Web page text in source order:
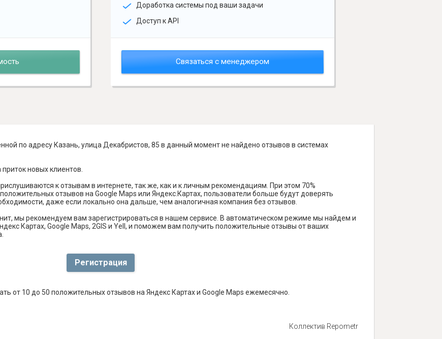
Доработка системы под ваши задачи
Доступ к API
Связаться с менеджером
по адресу Казань, улица Декабристов, 85 в данный момент не найдено отзывов в системах
новых клиентов.
к отзывам в интернете, так же, как и к личным рекомендациям. При этом 70%
отзывов на Google Maps или Яндекс.Картах, пользователи больше будут доверять
даже если локально она дальше, чем аналогичная компания без отзывов.
мы рекомендуем вам зарегистрироваться в нашем сервисе. В автоматическом режиме мы найдем и
Картах, Google Maps, 2GIS и Yell, и поможем вам получить положительные отзывы от ваших
Регистрация
от 10 до 50 положительных отзывов на Яндекс Картах и Google Maps ежемесячно.
Коллектив Repometr